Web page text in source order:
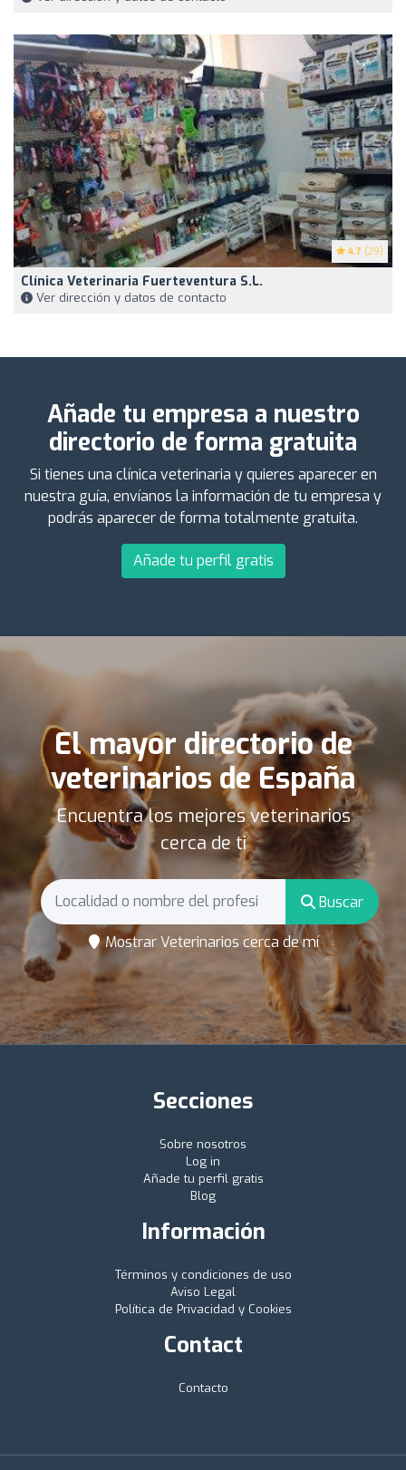
4.7 (29)
Clínica Veterinaria Fuerteventura S.L.
Ver dirección y datos de contacto
Añade tu empresa a nuestro
directorio de forma gratuita
Si tienes una clínica veterinaria y quieres aparecer en
nuestra guía, envíanos la información de tu empresa y
podrás aparecer de forma totalmente gratuita.
Añade tu perfil gratis
El mayor directorio de
veterinarios de España
Encuentra los mejores veterinarios
cerca de ti
Buscar
Mostrar Veterinarios cerca de mí
Secciones
Sobre nosotros
Log in
Añade tu perfil gratis
Blog
Información
Términos y condiciones de uso
Aviso Legal
Política de Privacidad y Cookies
Contact
Contacto